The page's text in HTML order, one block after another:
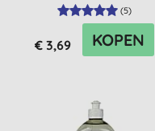
(5)
€ 3,69 KOPEN